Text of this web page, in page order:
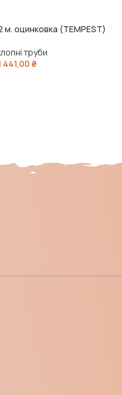
м. оцинковка (TEMPEST)
труби
441,00₴